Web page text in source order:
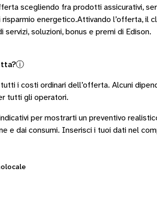
scegliendo fra prodotti assicurativi,
risparmio energetico.Attivando l’offerta, il
servizi, soluzioni, bonus e premi di Edison.
ⓘ
i costi ordinari dell’offerta. Alcuni
tutti gli operatori.
per mostrarti un preventivo
e dai consumi. Inserisci i tuoi dati nel